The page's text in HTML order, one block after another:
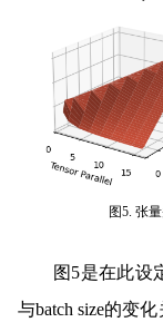
图5. 张
图5是在此设
与batch size的变